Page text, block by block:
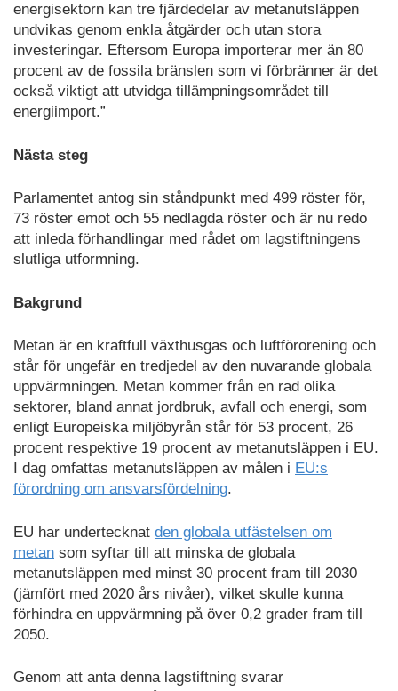
energisektorn kan tre fjärdedelar av metanutsläppen
undvikas genom enkla åtgärder och utan stora
investeringar. Eftersom Europa importerar mer än 80
procent av de fossila bränslen som vi förbränner är det
också viktigt att utvidga tillämpningsområdet till
energiimport.”
Nästa steg
Parlamentet antog sin ståndpunkt med 499 röster för,
73 röster emot och 55 nedlagda röster och är nu redo
att inleda förhandlingar med rådet om lagstiftningens
slutliga utformning.
Bakgrund
Metan är en kraftfull växthusgas och luftförorening och
står för ungefär en tredjedel av den nuvarande globala
uppvärmningen. Metan kommer från en rad olika
sektorer, bland annat jordbruk, avfall och energi, som
enligt Europeiska miljöbyrån står för 53 procent, 26
procent respektive 19 procent av metanutsläppen i EU.
I dag omfattas metanutsläppen av målen i EU:s
förordning om ansvarsfördelning.
EU har undertecknat den globala utfästelsen om
metan som syftar till att minska de globala
metanutsläppen med minst 30 procent fram till 2030
(jämfört med 2020 års nivåer), vilket skulle kunna
förhindra en uppvärmning på över 0,2 grader fram till
2050.
Genom att anta denna lagstiftning svarar